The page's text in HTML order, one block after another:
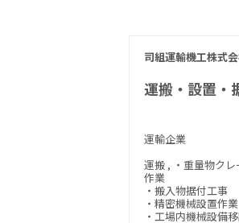
司組運輸機工株式
運搬・設置・
運輸企業
運搬 , ・重量物ク
作業
・搬入物据付工事
・精密機械設置作業
・工場内機械設備